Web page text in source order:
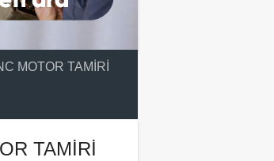
MOTOR TAMIRI
TAMIRI